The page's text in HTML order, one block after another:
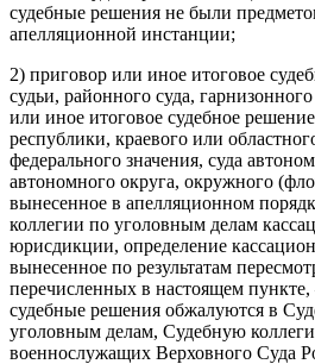
судебные решения не были
апелляционной инстанции;
2) приговор или иное итоговое
судьи, районного суда,
или иное итоговое судебное
республики, краевого или
федерального значения, суда
автономного округа, окружного
вынесенное в апелляционном
коллегии по уголовным делам
юрисдикции, определение
вынесенное по результатам
перечисленных в настоящем
судебные решения обжалуются в
уголовным делам, Судебную
военнослужащих Верховного Суда